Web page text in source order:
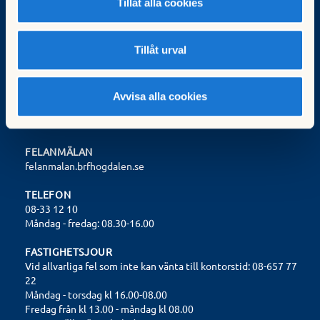
Tillåt alla cookies
Tillåt urval
Avvisa alla cookies
124 57 Bandhagen
styrelsen@brfhogdalen.se
Org.nr: 702000-9572
valberedningen@brfhogdalen.se
FELANMÄLAN
felanmalan.brfhogdalen.se
TELEFON
08-33 12 10
Måndag - fredag: 08.30-16.00
FASTIGHETSJOUR
Vid allvarliga fel som inte kan vänta till kontorstid: 08-657 77
22
Måndag - torsdag kl 16.00-08.00
Fredag från kl 13.00 - måndag kl 08.00